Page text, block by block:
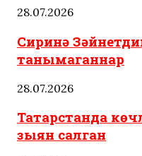
28.07.2026
Сиринә
танымаганнар
28.07.2026
Татарстанда
зыян салган